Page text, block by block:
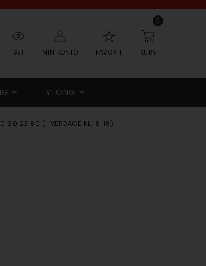
SET MIN KONTO FAVORIT
0
KURV
YTONG
60 23 80 (HVERDAGE KL. 8-18)